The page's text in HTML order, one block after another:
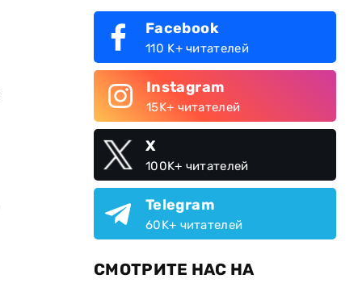
Facebook
110 K+ читателей
Instagram
15K+ читателей
X
100K+ читателей
Telegram
60K+ читателей
СМОТРИТЕ НАС НА